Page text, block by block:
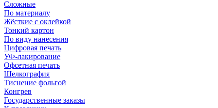
Сложные
По материалу
Жёсткие с оклейкой
Тонкий картон
По виду нанесения
Цифровая печать
УФ-лакирование
Офсетная печать
Шелкография
Тиснение фольгой
Конгрев
Государственные заказы